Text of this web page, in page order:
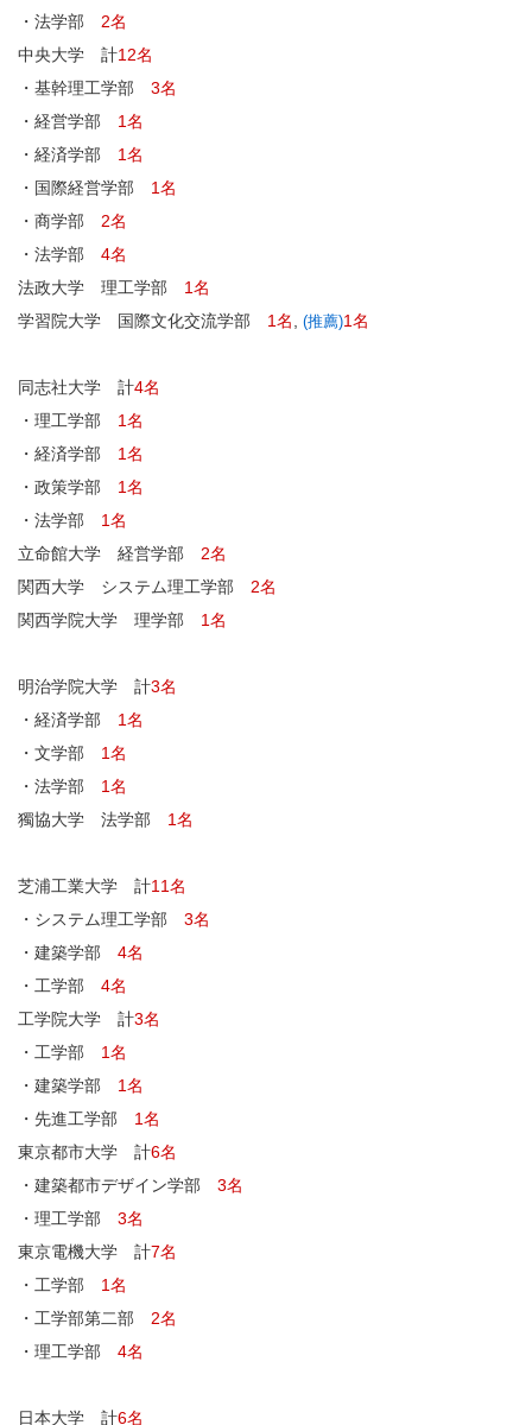
・法学部 2名
中央大学 計12名
・基幹理工学部 3名
・経営学部 1名
・経済学部 1名
・国際経営学部 1名
・商学部 2名
・法学部 4名
法政大学 理工学部 1名
学習院大学 国際文化交流学部 1名, (推薦)1名
同志社大学 計4名
・理工学部 1名
・経済学部 1名
・政策学部 1名
・法学部 1名
立命館大学 経営学部 2名
関西大学 システム理工学部 2名
関西学院大学 理学部 1名
明治学院大学 計3名
・経済学部 1名
・文学部 1名
・法学部 1名
獨協大学 法学部 1名
芝浦工業大学 計11名
・システム理工学部 3名
・建築学部 4名
・工学部 4名
工学院大学 計3名
・工学部 1名
・建築学部 1名
・先進工学部 1名
東京都市大学 計6名
・建築都市デザイン学部 3名
・理工学部 3名
東京電機大学 計7名
・工学部 1名
・工学部第二部 2名
・理工学部 4名
日本大学 計6名